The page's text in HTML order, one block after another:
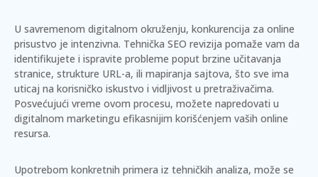
U savremenom digitalnom okruženju, konkurencija za online
prisustvo je intenzivna. Tehnička SEO revizija pomaže vam da
identifikujete i ispravite probleme poput brzine učitavanja
stranice, strukture URL-a, ili mapiranja sajtova, što sve ima
uticaj na korisničko iskustvo i vidljivost u pretraživačima.
Posvećujući vreme ovom procesu, možete napredovati u
digitalnom marketingu efikasnijim korišćenjem vaših online
resursa.
Upotrebom konkretnih primera iz tehničkih analiza, može se